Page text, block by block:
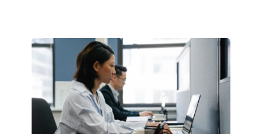
НОВЫЕ
ПРЕДМЕТЫ
ПО
ИСКУССТВЕННОМУ
ИНТЕЛЛЕКТУ